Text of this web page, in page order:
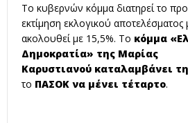
Το κυβερνών κόμμα διατηρεί το
εκτίμηση εκλογικού
ακολουθεί με 15,5%. Το κόμμα
Δημοκρατία» της Μαρίας
Καρυστιανού καταλαμβάνει
το ΠΑΣΟΚ να μένει τέταρτο.